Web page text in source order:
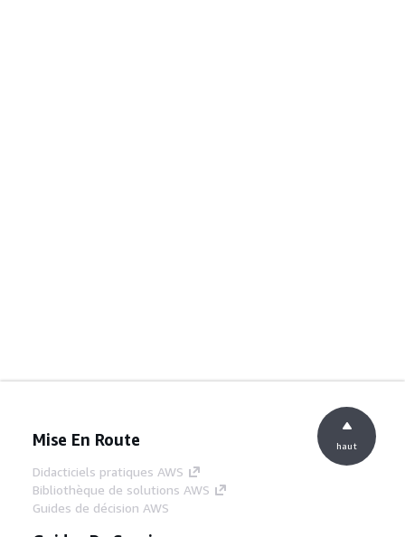
Mise En Route
Didacticiels pratiques AWS
Bibliothèque de solutions AWS
Guides de décision AWS
haut